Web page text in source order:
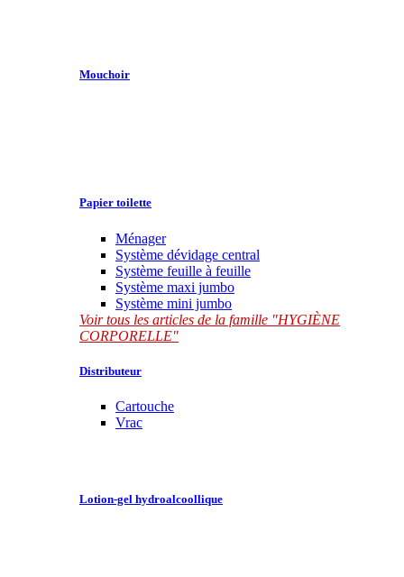
Mouchoir
Papier toilette
Ménager
Système dévidage central
Système feuille à feuille
Système maxi jumbo
Système mini jumbo
Voir tous les articles de la famille "HYGIÈNE
CORPORELLE"
Distributeur
Cartouche
Vrac
Lotion-gel hydroalcoollique